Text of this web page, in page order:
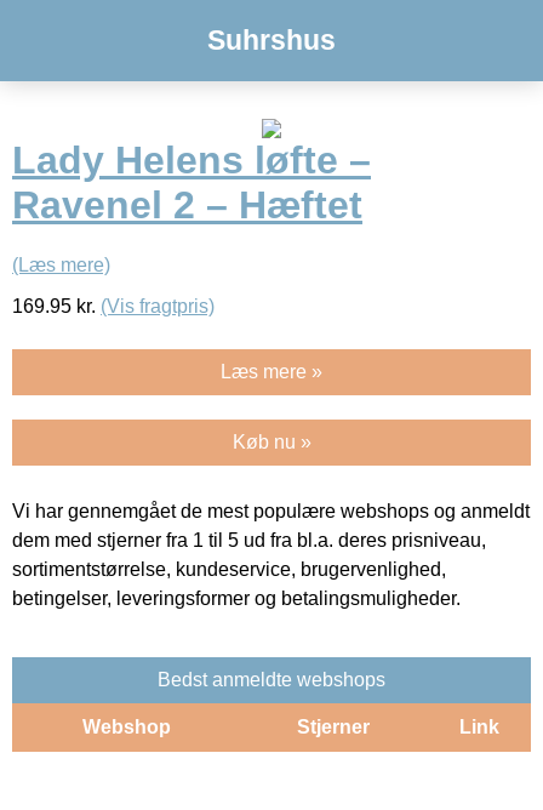
Suhrshus
Lady Helens løfte –
Ravenel 2 – Hæftet
(Læs mere)
169.95 kr. (Vis fragtpris)
Læs mere »
Køb nu »
Vi har gennemgået de mest populære webshops og anmeldt
dem med stjerner fra 1 til 5 ud fra bl.a. deres prisniveau,
sortimentstørrelse, kundeservice, brugervenlighed,
betingelser, leveringsformer og betalingsmuligheder.
Bedst anmeldte webshops
Webshop Stjerner Link